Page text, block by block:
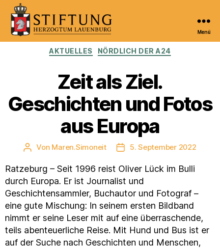
Kulturportal
Menü
Kategorien
AKTUELLES NÖRDLICH DER A24
Zeit als Ziel.
Geschichten und Fotos
aus Europa
Beitragsautor
Von Maren.Simoneit Veröffentlichungsdatum
5. September 2022
Ratzeburg – Seit 1996 reist Oliver Lück im Bulli
durch Europa. Er ist Journalist und
Geschichtensammler, Buchautor und Fotograf –
eine gute Mischung: In seinem ersten Bildband
nimmt er seine Leser mit auf eine überraschende,
teils abenteuerliche Reise. Mit Hund und Bus ist er
auf der Suche nach Geschichten und Menschen,